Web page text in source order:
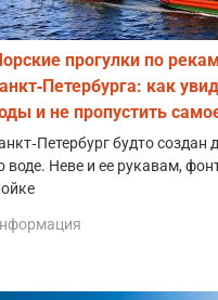
прогулки по
как
и не пропустить
будто создан
воде. Неве и ее рукавам,